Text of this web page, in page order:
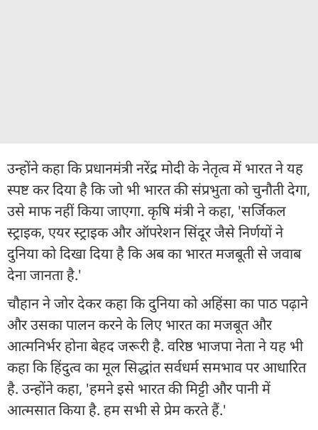
उन्होंने कहा कि प्रधानमंत्री नरेंद्र मोदी के नेतृत्व में भारत ने यह
स्पष्ट कर दिया है कि जो भी भारत की संप्रभुता को चुनौती देगा,
उसे माफ नहीं किया जाएगा. कृषि मंत्री ने कहा, 'सर्जिकल
स्ट्राइक, एयर स्ट्राइक और ऑपरेशन सिंदूर जैसे निर्णयों ने
दुनिया को दिखा दिया है कि अब का भारत मजबूती से जवाब
देना जानता है.'
चौहान ने जोर देकर कहा कि दुनिया को अहिंसा का पाठ पढ़ाने
और उसका पालन करने के लिए भारत का मजबूत और
आत्मनिर्भर होना बेहद जरूरी है. वरिष्ठ भाजपा नेता ने यह भी
कहा कि हिंदुत्व का मूल सिद्धांत सर्वधर्म समभाव पर आधारित
है. उन्होंने कहा, 'हमने इसे भारत की मिट्टी और पानी में
आत्मसात किया है. हम सभी से प्रेम करते हैं.'